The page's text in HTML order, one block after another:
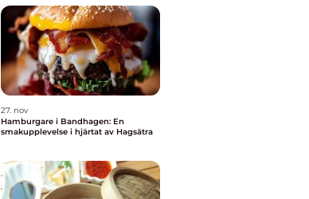
27. nov
Hamburgare i Bandhagen: En
smakupplevelse i hjärtat av Hagsätra